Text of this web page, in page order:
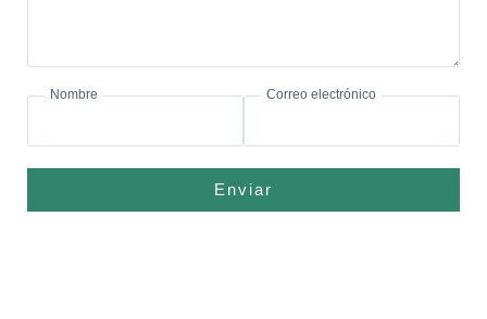
Nombre Correo electrónico
Enviar